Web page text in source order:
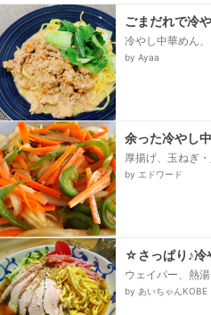
ごまだれで冷
冷やし中華めん
⚫豆板醤、⚫お
by Ayaa
余った冷やし
厚揚げ、玉ねぎ
☆冷やし中華のタ
by エドワード
☆さっぱり♪冷
ウェイパー、熱
ま油、すりごま
by あいちゃんKOBE